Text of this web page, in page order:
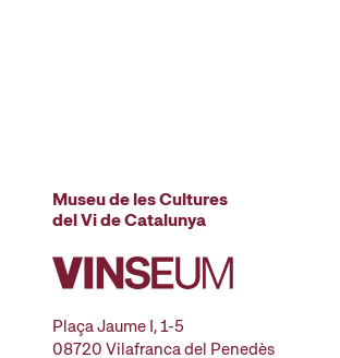
Museu de les Cultures
del Vi de Catalunya
Plaça Jaume I, 1-5
08720 Vilafranca del Penedès